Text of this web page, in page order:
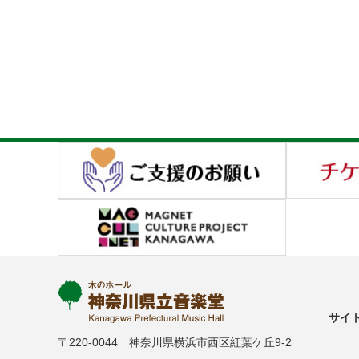
〒220-0044 神奈川県横浜市西区紅葉ケ丘9-2
サイ